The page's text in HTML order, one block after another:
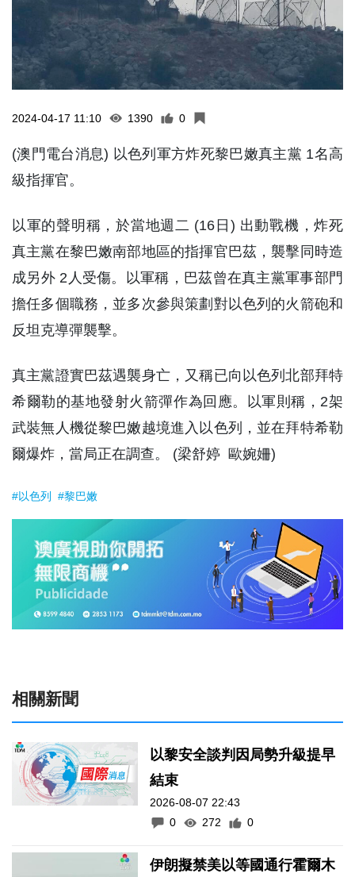
2024-04-17 11:10 1390 0
(澳門電台消息) 以色列軍方炸死黎巴嫩真主黨 1名高
級指揮官。
以軍的聲明稱，於當地週二 (16日) 出動戰機，炸死
真主黨在黎巴嫩南部地區的指揮官巴茲，襲擊同時造
成另外 2人受傷。以軍稱，巴茲曾在真主黨軍事部門
擔任多個職務，並多次參與策劃對以色列的火箭砲和
反坦克導彈襲擊。
真主黨證實巴茲遇襲身亡，又稱已向以色列北部拜特
希爾勒的基地發射火箭彈作為回應。以軍則稱，2架
武裝無人機從黎巴嫩越境進入以色列，並在拜特希勒
爾爆炸，當局正在調查。 (梁舒婷 歐婉姍)
#以色列 #黎巴嫩
相關新聞
以黎安全談判因局勢升級提早
結束
2026-08-07 22:43
0
272 0
伊朗擬禁美以等國通行霍爾木